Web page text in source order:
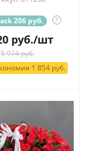
206 руб. ?
руб./шт
5 974 руб.
1 854 руб.